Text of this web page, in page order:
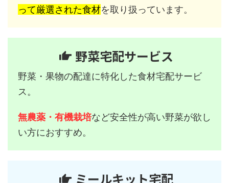
って厳選された食材を取り扱っています。
野菜宅配サービス
野菜・果物の配達に特化した食材宅配サービ
ス。
無農薬・有機栽培など安全性が高い野菜が欲し
い方におすすめ。
ミールキット宅配